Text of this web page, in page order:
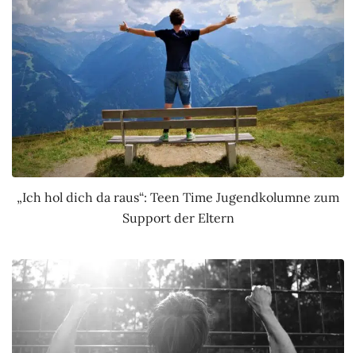
„Ich hol dich da raus“: Teen Time Jugendkolumne zum
Support der Eltern